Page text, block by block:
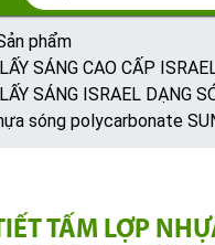
phẩm
SÁNG CAO CẤP
SÁNG ISRAEL DẠNG
sóng polycarbonate
TẤM LỢP